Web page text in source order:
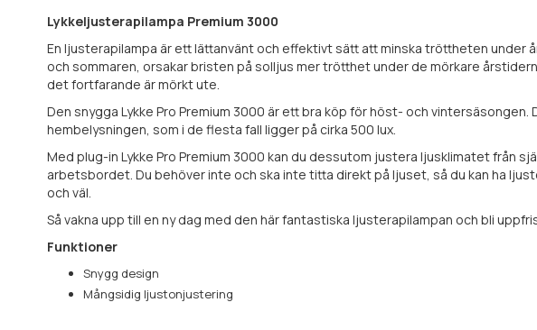
Lykkeljusterapilampa Premium 3000
En ljusterapilampa är ett lättanvänt och effektivt sätt att minska tröttheten under
och sommaren, orsakar bristen på solljus mer trötthet under de mörkare
det fortfarande är mörkt ute.
Den snygga Lykke Pro Premium 3000 är ett bra köp för höst- och
hembelysningen, som i de flesta fall ligger på cirka 500 lux.
Med plug-in Lykke Pro Premium 3000 kan du dessutom justera ljusklimatet från
arbetsbordet. Du behöver inte och ska inte titta direkt på ljuset, så du kan ha
och väl.
Så vakna upp till en ny dag med den här fantastiska ljusterapilampan och bli
Funktioner
Snygg design
Mångsidig ljustonjustering